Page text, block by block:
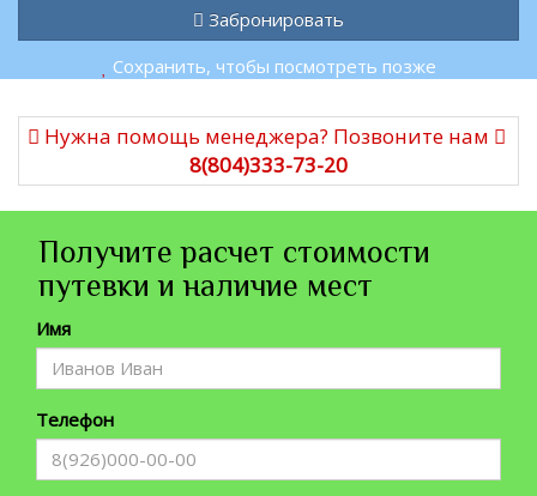
Забронировать
Сохранить, чтобы посмотреть позже
Нужна помощь менеджера? Позвоните нам
8(804)333-73-20
Получите расчет стоимости
путевки и наличие мест
Имя
Телефон